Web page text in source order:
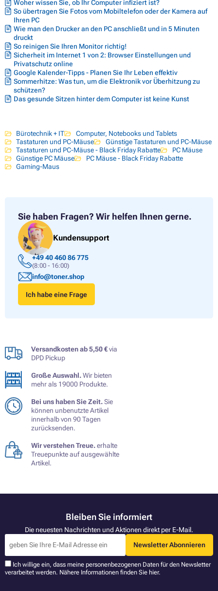
Woher wissen Sie, ob Ihr Computer infiziert ist?
So übertragen Sie Fotos vom Mobiltelefon oder der Kamera auf
Ihren PC
Wie man den Drucker an den PC anschließt und in 5 Minuten
druckt
So reinigen Sie Ihren Monitor richtig!
Sicherheit im Internet 1 von 2: Browser Einstellungen und
Privatschutz online
Google Kalender-Tipps - Planen Sie Ihr Leben effektiv
Sommerhitze: Was tun, um die Elektronik vor Überhitzung zu
schützen?
Das gesunde Sitzen hinter dem Computer ist keine Kunst
Bürotechnik + IT
Computer, Notebooks und Tablets
Tastaturen und PC-Mäuse
Günstige Tastaturen und PC-Mäuse
Tastaturen und PC-Mäuse - Black Friday Rabatte
PC Mäuse
Günstige PC Mäuse
PC Mäuse - Black Friday Rabatte
Gaming-Maus
Sie haben Fragen? Wir helfen Ihnen gerne.
Kundensupport
+49 40 460 86 775
(8:00 - 16:00)
info@toner.shop
Ich habe eine Frage
Versandkosten ab 5,50 €via
DPD Pickup
Große Auswahl.Wir bieten
mehr als 19000 Produkte.
Bei uns haben Sie Zeit.Sie
können unbenutzte Artikel
innerhalb von 90 Tagen
zurücksenden.
Wir verstehen Treue.erhalte
Treuepunkte auf ausgewählte
Artikel.
Bleiben Sie informiert
Die neuesten Nachrichten und Aktionen direkt per E-Mail.
Newsletter Abonnieren
Ich willige ein, dass meine personenbezogenen Daten für den Newsletter
verarbeitet werden. Nähere Informationen finden Sie hier.